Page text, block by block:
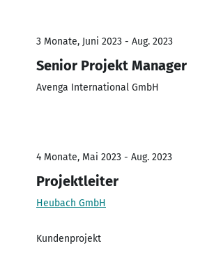
3 Monate, Juni 2023 - Aug. 2023
Senior Projekt Manager
Avenga International GmbH
4 Monate, Mai 2023 - Aug. 2023
Projektleiter
Heubach GmbH
Kundenprojekt